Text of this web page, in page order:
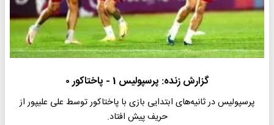
گزارش زنده: پرسپولیس 1 - پاختاکور ۰
پرسپولیس در ثانیه‌های ابتدایی بازی با پاختاکور توسط علی علیپور از
حریف پیش افتاد.